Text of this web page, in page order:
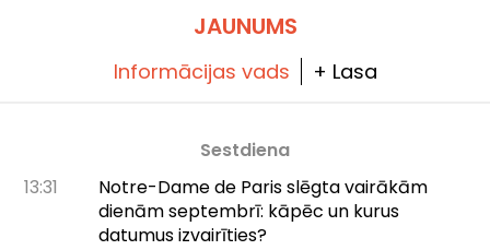
JAUNUMS
Informācijas vads + Lasa
Sestdiena
13:31
Notre-Dame de Paris slēgta vairākām
dienām septembrī: kāpēc un kurus
datumus izvairīties?